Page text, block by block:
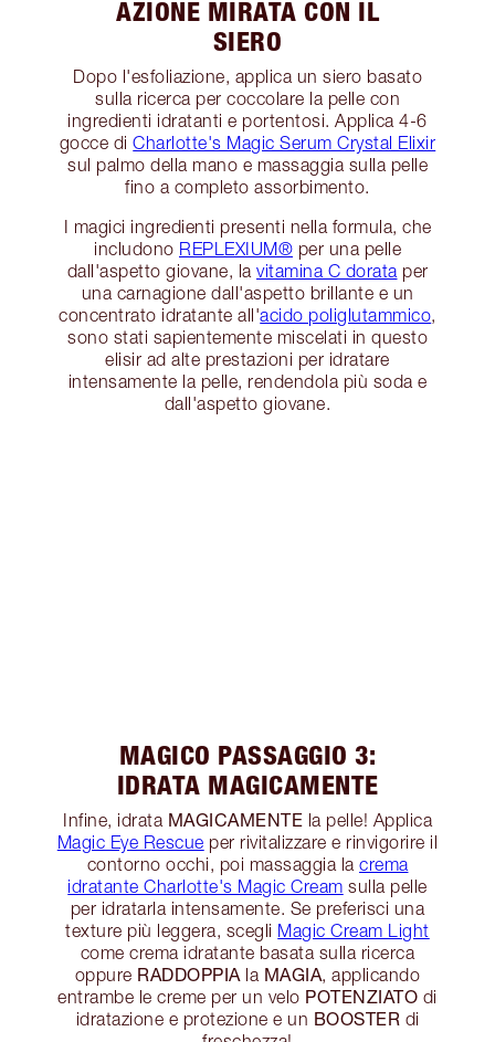
AZIONE MIRATA CON IL
SIERO
Dopo l'esfoliazione, applica un siero basato
sulla ricerca per coccolare la pelle con
ingredienti idratanti e portentosi. Applica 4-6
gocce diCharlotte's Magic Serum Crystal Elixir
sul palmo della mano e massaggia sulla pelle
fino a completo assorbimento.
I magici ingredienti presenti nella formula, che
includono REPLEXIUM® per una pelle
dall'aspetto giovane, la vitamina C dorata per
una carnagione dall'aspetto brillante e un
concentrato idratante all'acido poliglutammico,
sono stati sapientemente miscelati in questo
elisir ad alte prestazioni per idratare
intensamente la pelle, rendendola più soda e
dall'aspetto giovane.
MAGICO PASSAGGIO 3:
IDRATA MAGICAMENTE
Infine, idrata MAGICAMENTE la pelle! Applica
Magic Eye Rescue per rivitalizzare e rinvigorire il
contorno occhi, poi massaggia la crema
idratante Charlotte's Magic Cream sulla pelle
per idratarla intensamente. Se preferisci una
texture più leggera, scegli Magic Cream Light
come crema idratante basata sulla ricerca
oppure RADDOPPIA la MAGIA, applicando
entrambe le creme per un velo POTENZIATO di
idratazione e protezione e un BOOSTER di